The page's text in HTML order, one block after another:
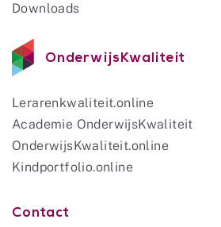
Downloads
OnderwijsKwaliteit
Lerarenkwaliteit.online
Academie OnderwijsKwaliteit
OnderwijsKwaliteit.online
Kindportfolio.online
Contact